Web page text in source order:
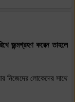
জন্মগ্রহণ করেন তাহলে
নিজেদের লোকেদের সাথে